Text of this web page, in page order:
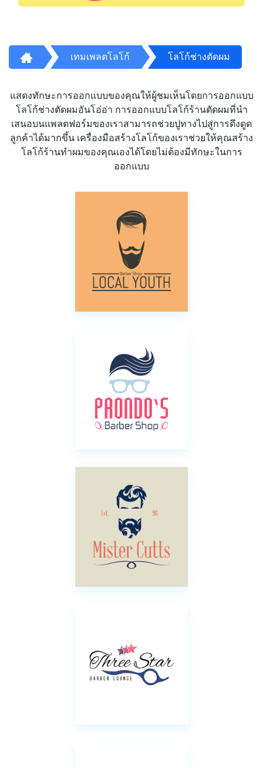
เทมเพลตโลโก้ โลโก้ช่างตัดผม
แสดงทักษะการออกแบบของคุณให้ผู้ชมเห็นโดยการออกแบบ
โลโก้ช่างตัดผมอันโอ่อ่า การออกแบบโลโก้ร้านตัดผมที่นำ
เสนอบนแพลตฟอร์มของเราสามารถช่วยปูทางไปสู่การดึงดูด
ลูกค้าได้มากขึ้น เครื่องมือสร้างโลโก้ของเราช่วยให้คุณสร้าง
โลโก้ร้านทำผมของคุณเองได้โดยไม่ต้องมีทักษะในการ
ออกแบบ